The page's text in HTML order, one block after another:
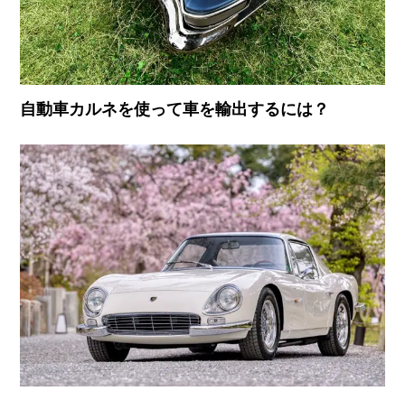
自動車カルネを使って車を輸出するには？